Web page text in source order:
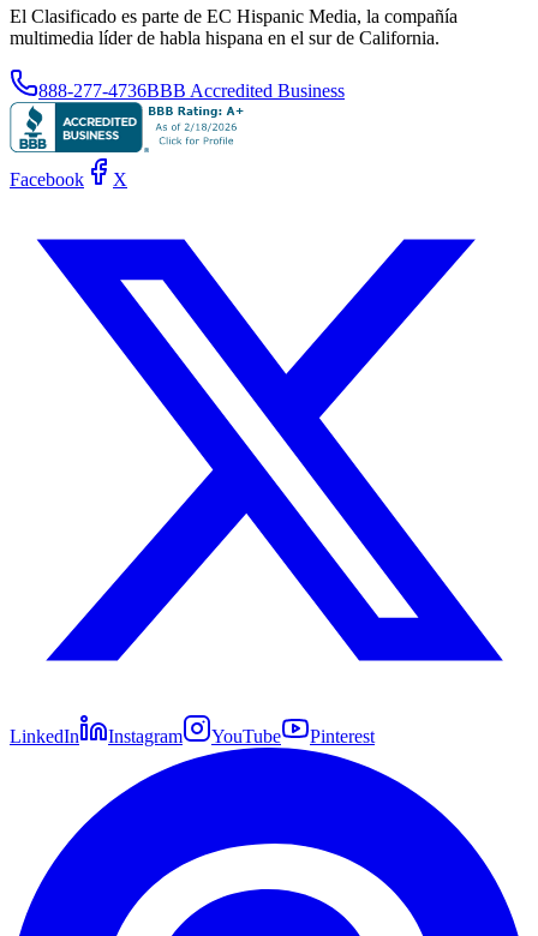
El Clasificado es parte de EC Hispanic Media, la compañía
multimedia líder de habla hispana en el sur de California.
888-277-4736BBB Accredited Business
Facebook X
LinkedIn Instagram YouTube Pinterest